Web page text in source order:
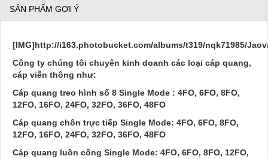
SẢN PHẨM GỢI Ý
[IMG]http://i163.photobucket.com/albums/t319/nqk71985/
Công ty chúng tôi chuyên kinh doanh các loại cáp quang,
cáp viễn thông như:
Cáp quang treo hình số 8 Single Mode : 4FO, 6FO, 8FO,
12FO, 16FO, 24FO, 32FO, 36FO, 48FO
Cáp quang chôn trực tiếp Single Mode: 4FO, 6FO, 8FO,
12FO, 16FO, 24FO, 32FO, 36FO, 48FO
Cáp quang luồn cống Single Mode: 4FO, 6FO, 8FO, 12FO,